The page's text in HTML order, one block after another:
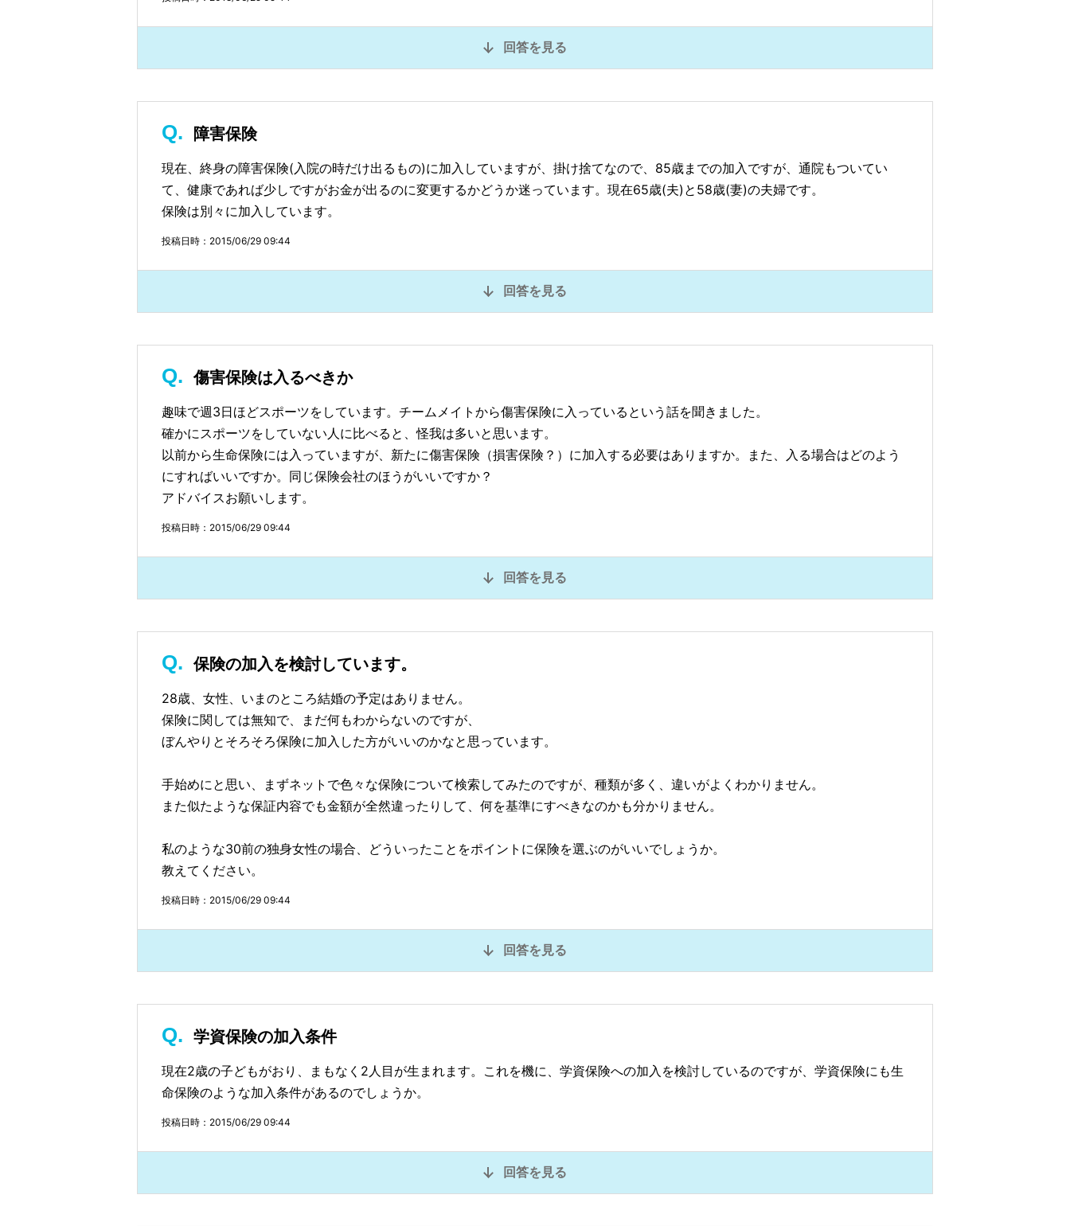
回答を見る
障害保険
現在、終身の障害保険(入院の時だけ出るもの)に加入していますが、掛け捨てなので、85歳までの加入ですが、通院もついてい
て、健康であれば少しですがお金が出るのに変更するかどうか迷っています。現在65歳(夫)と58歳(妻)の夫婦です。
保険は別々に加入しています。
投稿日時：2015/06/29 09:44
回答を見る
傷害保険は入るべきか
趣味で週3日ほどスポーツをしています。チームメイトから傷害保険に入っているという話を聞きました。
確かにスポーツをしていない人に比べると、怪我は多いと思います。
以前から生命保険には入っていますが、新たに傷害保険（損害保険？）に加入する必要はありますか。また、入る場合はどのよう
にすればいいですか。同じ保険会社のほうがいいですか？
アドバイスお願いします。
投稿日時：2015/06/29 09:44
回答を見る
保険の加入を検討しています。
28歳、女性、いまのところ結婚の予定はありません。
保険に関しては無知で、まだ何もわからないのですが、
ぼんやりとそろそろ保険に加入した方がいいのかなと思っています。
手始めにと思い、まずネットで色々な保険について検索してみたのですが、種類が多く、違いがよくわかりません。
また似たような保証内容でも金額が全然違ったりして、何を基準にすべきなのかも分かりません。
私のような30前の独身女性の場合、どういったことをポイントに保険を選ぶのがいいでしょうか。
教えてください。
投稿日時：2015/06/29 09:44
回答を見る
学資保険の加入条件
現在2歳の子どもがおり、まもなく2人目が生まれます。これを機に、学資保険への加入を検討しているのですが、学資保険にも生
命保険のような加入条件があるのでしょうか。
投稿日時：2015/06/29 09:44
回答を見る